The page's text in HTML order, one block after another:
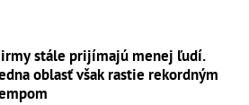
stále prijímajú menej ľudí.
oblasť však rastie rekordným